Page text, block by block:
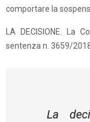
comportare la
LA DECISIONE. La
sentenza n. 3659/
La